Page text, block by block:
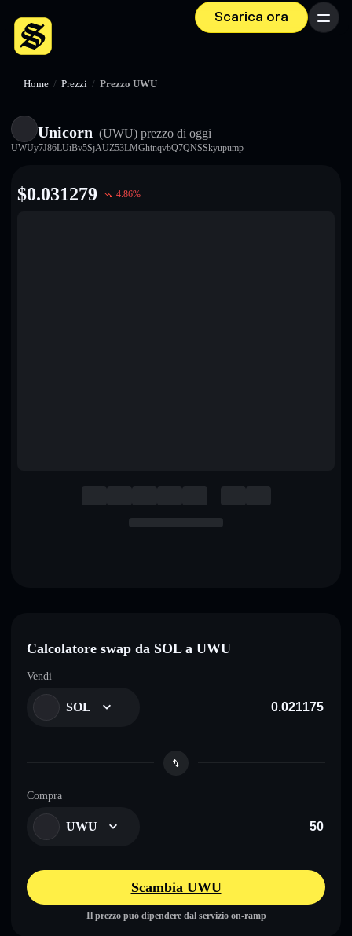
Scarica ora Menu
Home / Prezzi / Prezzo UWU
Unicorn (UWU) prezzo di oggi
UWUy7J86LUiBv5SjAUZ53LMGhtnqvbQ7QNSSkyupump
$0.031279 4.86%
Calcolatore swap da SOL a UWU
Vendi
SOL
Compra
UWU
Scambia UWU
Il prezzo può dipendere dal servizio on-ramp